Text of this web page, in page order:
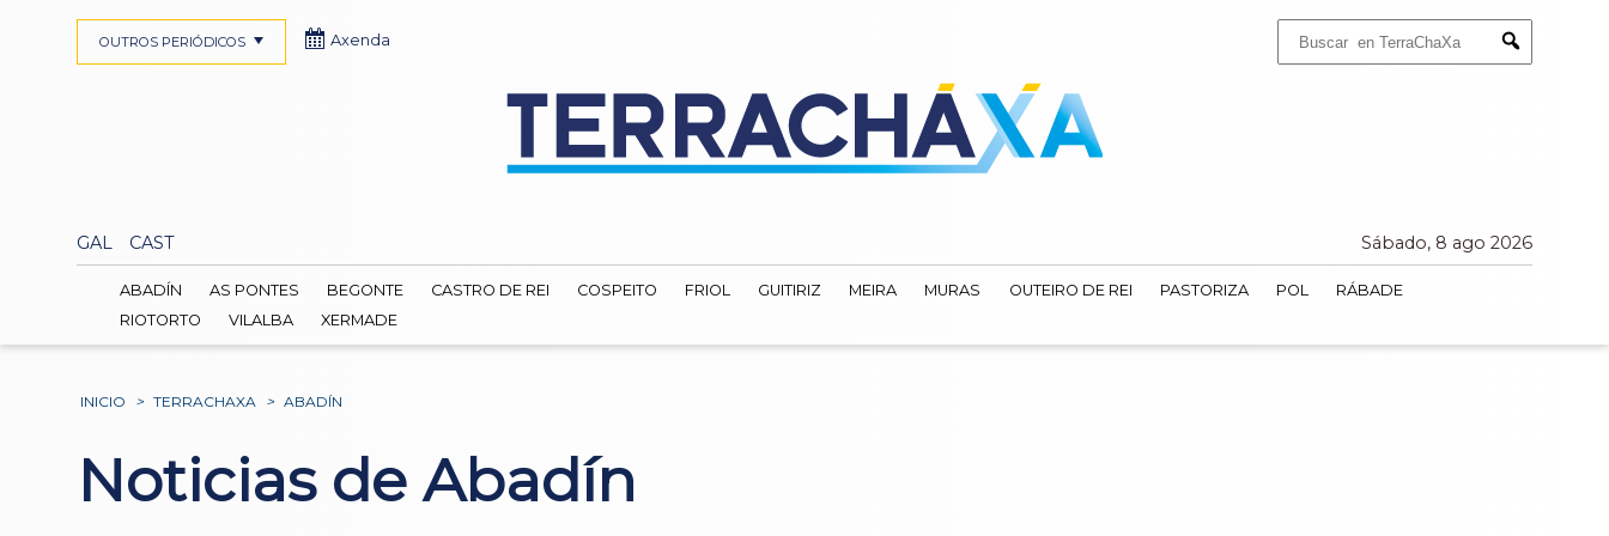
Submit
GAL CAST Sábado, 8 ago 2026
OUTROS PERIÓDICOS Axenda
ABADÍN AS PONTES BEGONTE CASTRO DE REI COSPEITO FRIOL GUITIRIZ MEIRA MURAS OUTEIRO DE REI PASTORIZA POL
RÁBADE
RIOTORTO
VILALBA XERMADE
INICIO > TERRACHAXA > ABADÍN
Noticias de Abadín